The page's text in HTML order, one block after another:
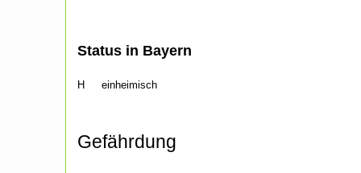
Status in Bayern
H einheimisch
Gefährdung